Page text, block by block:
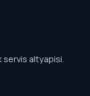
altyapisi.